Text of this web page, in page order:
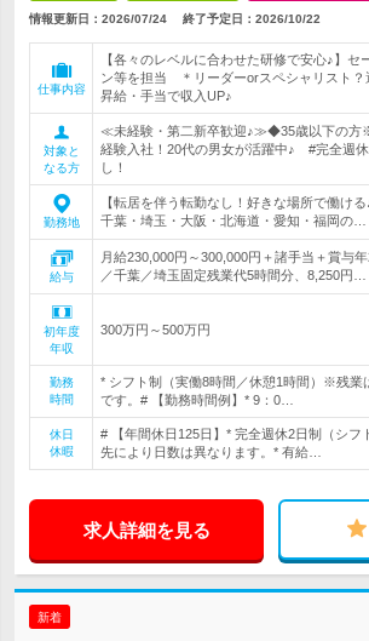
情報更新日：2026/07/24 終了予定日： 2026/10/22
仕事内容
【各々のレベルに合わせた研修で安心♪】セ
ン等を担当 ＊リーダーorスペシャリスト
昇給・手当で収入UP♪
対象と
なる方
≪未経験・第二新卒歓迎♪≫◆35歳以下の
経験入社！20代の男女が活躍中♪ #完全週
し！
勤務地
【転居を伴う転勤なし！好きな場所で働け
千葉・埼玉・大阪・北海道・愛知・福岡の…
給与
月給230,000円～300,000円＋諸手当＋賞与
／千葉／埼玉固定残業代5時間分、8,250円…
初年度
年収
300万円～500万円
勤務
時間
* シフト制（実働8時間／休憩1時間）※残業
です。# 【勤務時間例】* 9：0…
休日
休暇
# 【年間休日125日】* 完全週休2日制（シ
先により日数は異なります。* 有給…
求人詳細を見る
新着